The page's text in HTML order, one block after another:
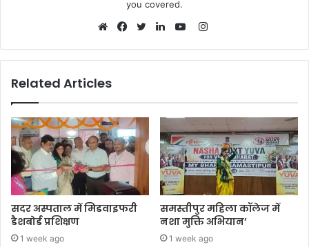
you covered.
Instagram
Related Articles
सदर अस्पताल में मिडवाइफरी
डैशबोर्ड प्रशिक्षण
1 week ago
समस्तीपुर महिला कॉलेज में
नशा मुक्ति अभियान’
1 week ago